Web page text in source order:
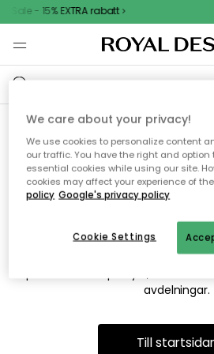
Sale - 15% EXTRA rabatt
Vi hittar tyvärr
söker
Detta kan bero på att sidan inte
flyttats. Vi ber om ursäkt för
prova att söka på nytt, eller
avdelningar.
Till
We care about your privacy!
We use cookies to personalize content
our traffic. You have the right and
essential cookies while using our site.
cookies may affect your experience of
policy Google's privacy policy
Cookie Settings